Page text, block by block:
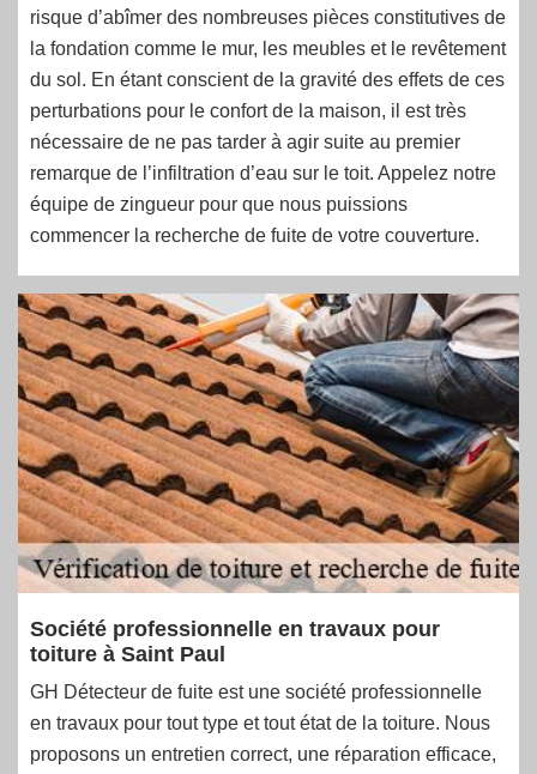
risque d’abîmer des nombreuses pièces constitutives de
la fondation comme le mur, les meubles et le revêtement
du sol. En étant conscient de la gravité des effets de ces
perturbations pour le confort de la maison, il est très
nécessaire de ne pas tarder à agir suite au premier
remarque de l’infiltration d’eau sur le toit. Appelez notre
équipe de zingueur pour que nous puissions
commencer la recherche de fuite de votre couverture.
Société professionnelle en travaux pour
toiture à Saint Paul
GH Détecteur de fuite est une société professionnelle
en travaux pour tout type et tout état de la toiture. Nous
proposons un entretien correct, une réparation efficace,